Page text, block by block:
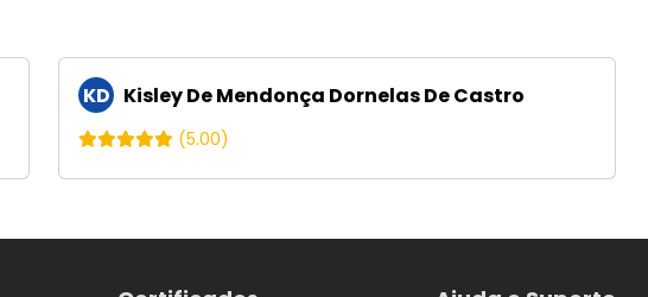
KD Kisley De Mendonça Dornelas De Castro
(5.00)